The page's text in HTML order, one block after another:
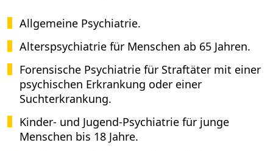
Allgemeine Psychiatrie.
Alterspsychiatrie für Menschen ab 65 Jahren.
Forensische Psychiatrie für Straftäter mit einer
psychischen Erkrankung oder einer
Suchterkrankung.
Kinder- und Jugend-Psychiatrie für junge
Menschen bis 18 Jahre.